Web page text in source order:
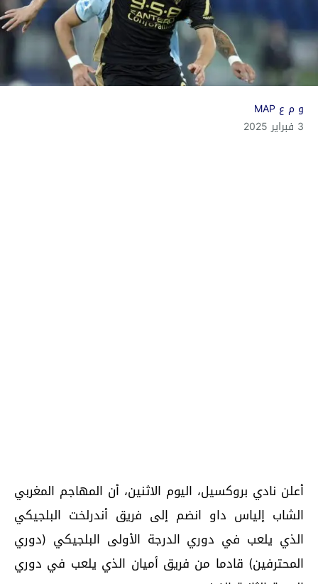
و م ع MAP
3 فبراير 2025
أعلن نادي بروكسيل، اليوم الاثنين، أن المهاجم المغربي
الشاب إلياس داو انضم إلى فريق أندرلخت البلجيكي
الذي يلعب في دوري الدرجة الأولى البلجيكي (دوري
المحترفين) قادما من فريق أميان الذي يلعب في دوري